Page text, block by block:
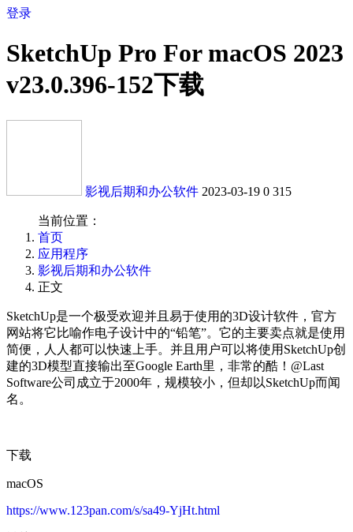
登录
SketchUp Pro For macOS 2023
v23.0.396-152下载
影视后期和办公软件 2023-03-19 0 315
当前位置：
首页
应用程序
影视后期和办公软件
正文
SketchUp是一个极受欢迎并且易于使用的3D设计软件，官方
网站将它比喻作电子设计中的“铅笔”。它的主要卖点就是使用
简便，人人都可以快速上手。并且用户可以将使用SketchUp创
建的3D模型直接输出至Google Earth里，非常的酷！@Last
Software公司成立于2000年，规模较小，但却以SketchUp而闻
名。
下载
macOS
https://www.123pan.com/s/sa49-YjHt.html